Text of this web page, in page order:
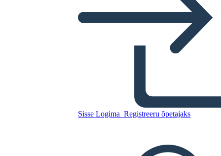
Sisse Logima Registreeru õpetajaks
Plantilla - Conotación y Tono
Kopeerige see süžeeskeemid
LUUA STORYBOARD
LOE MULLE